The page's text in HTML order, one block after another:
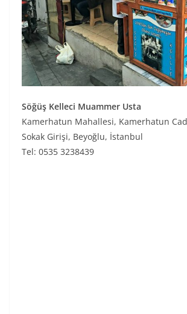
Söğüş Kelleci Muammer Usta
Kamerhatun Mahallesi, Kamerhatun
Sokak Girişi, Beyoğlu, İstanbul
Tel: 0535 3238439